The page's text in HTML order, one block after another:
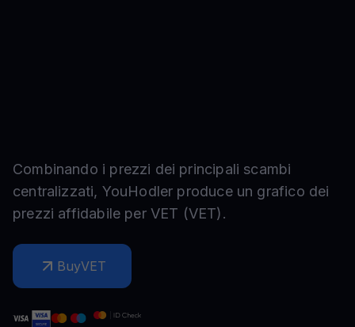
Combinando i prezzi dei principali scambi
centralizzati, YouHodler produce un grafico dei
prezzi affidabile per VET (VET).
BuyVET